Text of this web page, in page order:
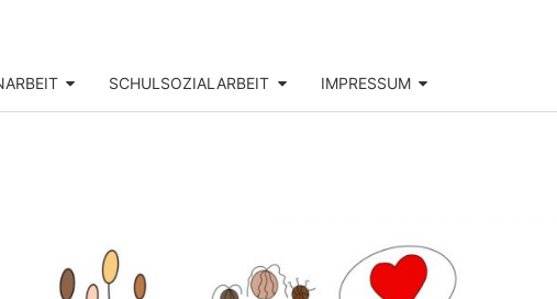
SCHULSOZIALARBEIT IMPRESSUM